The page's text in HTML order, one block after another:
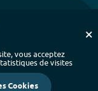
-
les cookies
vous acceptez
de visites
Cookies